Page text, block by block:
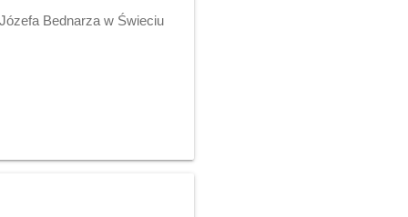
Bednarza w Świeciu